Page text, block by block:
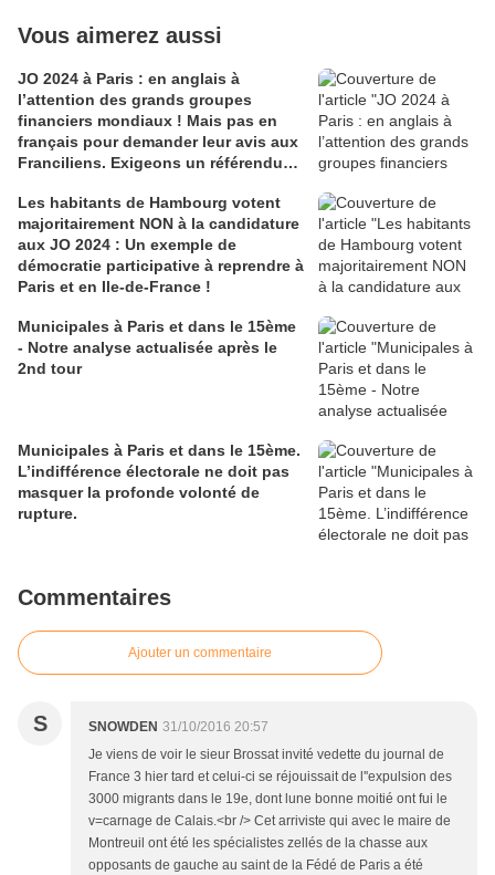
Vous aimerez aussi
JO 2024 à Paris : en anglais à
l’attention des grands groupes
financiers mondiaux ! Mais pas en
français pour demander leur avis aux
Franciliens. Exigeons un référendum
Les habitants de Hambourg votent
majoritairement NON à la candidature
aux JO 2024 : Un exemple de
démocratie participative à reprendre à
Paris et en Ile-de-France !
Municipales à Paris et dans le 15ème
- Notre analyse actualisée après le
2nd tour
Municipales à Paris et dans le 15ème.
L’indifférence électorale ne doit pas
masquer la profonde volonté de
rupture.
Commentaires
Ajouter un commentaire
S SNOWDEN 31/10/2016 20:57
Je viens de voir le sieur Brossat invité vedette du journal de
France 3 hier tard et celui-ci se réjouissait de l''expulsion des
3000 migrants dans le 19e, dont lune bonne moitié ont fui le
v=carnage de Calais.<br /> Cet arriviste qui avec le maire de
Montreuil ont été les spécialistes zellés de la chasse aux
opposants de gauche au saint de la Fédé de Paris a été